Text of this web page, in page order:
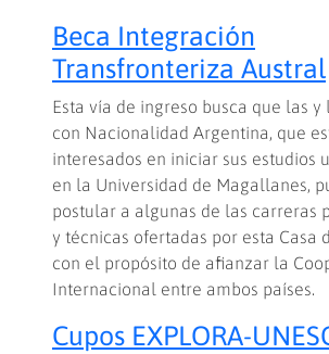
Beca Integración
Transfronteriza Austral
Esta vía de ingreso busca que las y
con Nacionalidad Argentina, que
interesados en iniciar sus estudios
en la Universidad de Magallanes,
postular a algunas de las carreras
y técnicas ofertadas por esta Casa
con el propósito de afianzar la
Internacional entre ambos países.
Cupos EXPLORA-